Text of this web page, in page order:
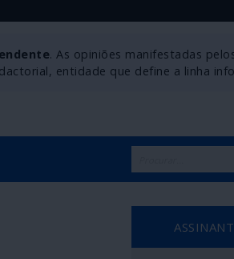
. As opiniões manifestadas
entidade que define a linha